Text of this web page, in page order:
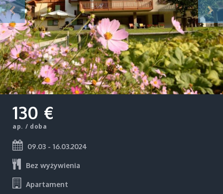
130 €
ap. / doba
09.03 - 16.03.2024
Bez wyżywienia
Apartament